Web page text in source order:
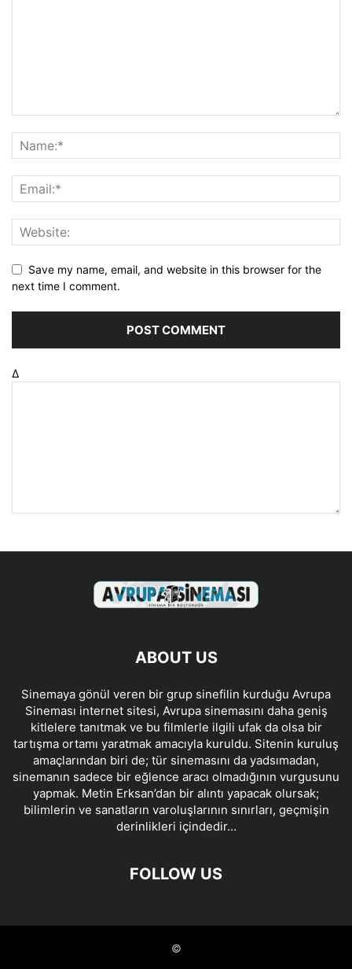
Save my name, email, and website in this browser for the
next time I comment.
Δ
ABOUT US
Sinemaya gönül veren bir grup sinefilin kurduğu Avrupa
Sineması internet sitesi, Avrupa sinemasını daha geniş
kitlelere tanıtmak ve bu filmlerle ilgili ufak da olsa bir
tartışma ortamı yaratmak amacıyla kuruldu. Sitenin kuruluş
amaçlarından biri de; tür sinemasını da yadsımadan,
sinemanın sadece bir eğlence aracı olmadığının vurgusunu
yapmak. Metin Erksan’dan bir alıntı yapacak olursak;
bilimlerin ve sanatların varoluşlarının sınırları, geçmişin
derinlikleri içindedir…
FOLLOW US
©